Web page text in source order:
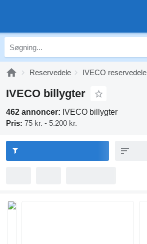
Reservedele IVECO reservedele
IVECO billygter
462 annoncer: IVECO billygter
Pris: 75 kr. - 5.200 kr.